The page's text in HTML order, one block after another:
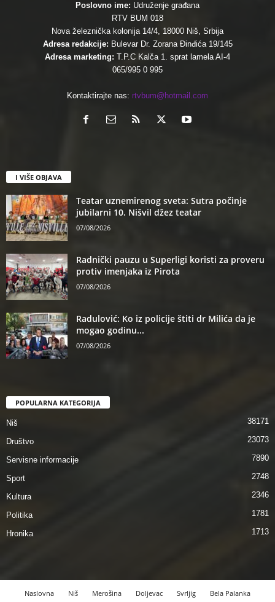
Poslovno ime: Udruženje građana
RTV BUM 018
Nova železnička kolonija 14/4, 18000 Niš, Srbija
Adresa redakcije: Bulevar Dr. Zorana Đinđića 19/145
Adresa marketing: T.P.C Kalča 1. sprat lamela AI-4
065/995 0 995
Kontaktirajte nas: rtvbum@hotmail.com
I VIŠE OBJAVA
Teatar uznemirenog sveta: Sutra počinje
jubilarni 10. Nišvil džez teatar
07/08/2026
Radnički pauzu u Superligi koristi za proveru
protiv imenjaka iz Pirota
07/08/2026
Radulović: Ko iz policije štiti dr Milića da je
mogao godinu...
07/08/2026
POPULARNA KATEGORIJA
Niš 38171
Društvo 23073
Servisne informacije 7890
Sport 2748
Kultura 2346
Politika 1781
Hronika 1713
Naslovna Niš Merošina Doljevac Svrljig Bela Palanka